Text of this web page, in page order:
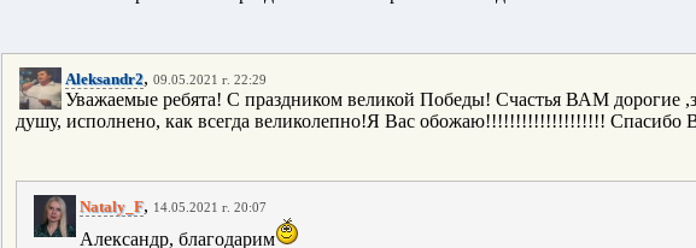
Aleksandr2, 09.05.2021 г. 22:29
Уважаемые ребята! С праздником великой Победы! Счастья ВАМ дорогие
душу, исполнено, как всегда великолепно!Я Вас обожаю!!!!!!!!!!!!!!!!!!!!
Nataly_F, 14.05.2021 г. 20:07
Александр, благодарим